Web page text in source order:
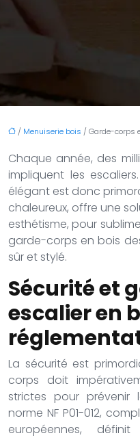
/ Menuiserie bois / Garde-corps
Chaque année, des
impliquent les
élégant est donc
chaleureux, offre une
esthétisme, pour
garde-corps en bois
sûr et stylé.
Sécurité et
escalier en
La sécurité est
corps doit
strictes pour prévenir
norme NF P01-012,
européennes,